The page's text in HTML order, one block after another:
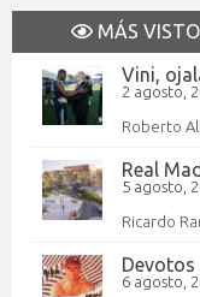
MÁS
Vini,
2 agosto,
Roberto
Real
5 agosto,
Ricardo
Devotos
6 agosto,